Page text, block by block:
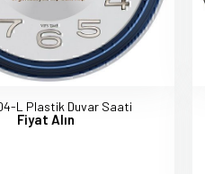
L Plastik Duvar Saati
Fiyat Alın